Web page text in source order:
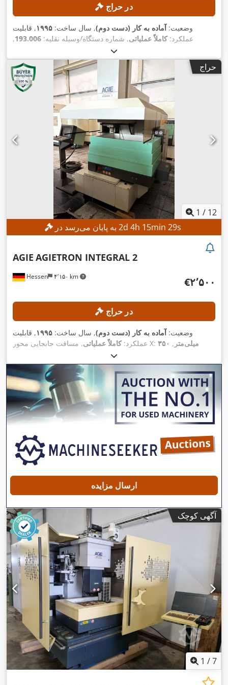
در حراج
وضعیت:آماده به کار (دست دوم), سال ساخت: ۱۹۹۵, قابلیت
عملکرد:کاملاً عملیاتی, شماره دستگاه/وسیله نقلیه: 193.006
,
۲۵۰ میلی‌متر, مسافت حرکت محور Z: ۲۵۶ میلی‌متر, قطر سیم
(حداکثر):۰٫۳۳ میلی‌متر
AGIEVISION / AGIE HSS-
Steuerung
حراج
1 / 12
2d 4h 15min 27s
Hessen ۴٬۱۵۰ km
AGIE AGIETRON INTEGRAL 2
‎€۲٬۵۰۰
در حراج
وضعیت:آماده به کار (دست دوم), سال ساخت: ۱۹۹۵, قابلیت
عملکرد:کاملاً عملیاتی , مسافت جابجایی محور X: ۳۵۰ میلی‌متر ,
میلی‌متر, حداکثر وزن قطعه کار:۴۰۰ کیلوگرم
, مدل کنترلر:
AGIEMATIC T
ارسال مزایده
آگهی کوچک
1 /7